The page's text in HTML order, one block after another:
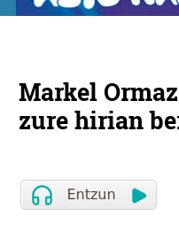
Markel
zure hirian